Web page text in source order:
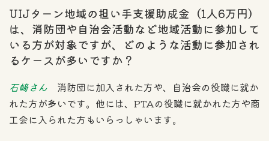
UIJターン地域の担い手支援助成金（1人6万円）
は、消防団や自治会活動など地域活動に参加して
いる方が対象ですが、どのような活動に参加され
るケースが多いですか？
石﨑さん 消防団に加入された方や、自治会の役職に就か
れた方が多いです。他には、PTAの役職に就かれた方や商
工会に入られた方もいらっしゃいます。